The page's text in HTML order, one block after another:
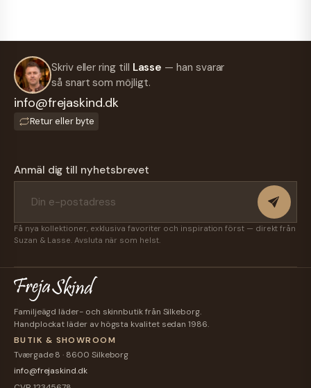
Skriv eller ring till Lasse — han svarar
så snart som möjligt.
info@frejaskind.dk
Retur eller byte
Anmäl dig till nyhetsbrevet
Få nya kollektioner, exklusiva favoriter och inspiration först — direkt från
Suzan & Lasse. Avsluta när som helst.
Familjeägd läder- och skinnbutik från Silkeborg.
Handplockat läder av högsta kvalitet sedan 1986.
BUTIK & SHOWROOM
Tværgade 8 · 8600 Silkeborg
info@frejaskind.dk